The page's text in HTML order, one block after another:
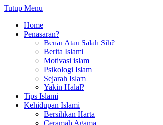
Tutup Menu
Home
Penasaran?
Benar Atau Salah Sih?
Berita Islami
Motivasi islam
Psikologi Islam
Sejarah Islam
Yakin Halal?
Tips Islami
Kehidupan Islami
Bersihkan Harta
Ceramah Agama